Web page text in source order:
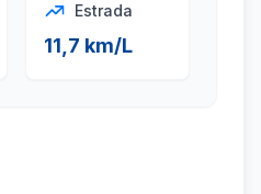
Estrada
11,7 km/L